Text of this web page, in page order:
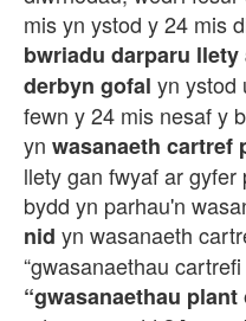
mis yn ystod y 24 mis
bwriadu darparu
derbyn gofal yn ystod
fewn y 24 mis nesaf y
yn wasanaeth cartref
llety gan fwyaf ar
bydd yn parhau'n
nid yn wasanaeth
“gwasanaethau
“gwasanaethau